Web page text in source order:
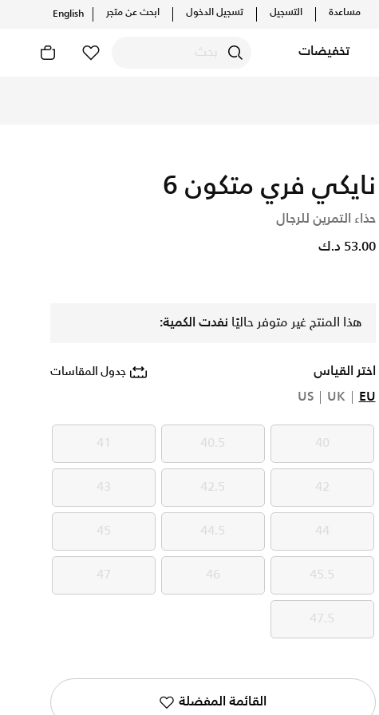
مساعدة التسجيل تسجيل الدخول ابحث عن متجر English
تخفيضات
نايكي فري متكون 6
حذاء التمرين للرجال
53.00 د.ك
هذا المنتج غير متوفر حاليًا نفدت الكمية:
اختر القياس جدول المقاسات
EU
UK
US
40
40
40.5
40.5
41
41
42
42
42.5
42.5
43
43
44
44
44.5
44.5
45
45
45.5
45.5
46
46
47
47
47.5
47.5
القائمة المفضلة